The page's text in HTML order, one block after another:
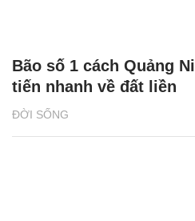
ĐỜI SỐNG
Bão số 1 cách Quảng
tiến nhanh về đất liền